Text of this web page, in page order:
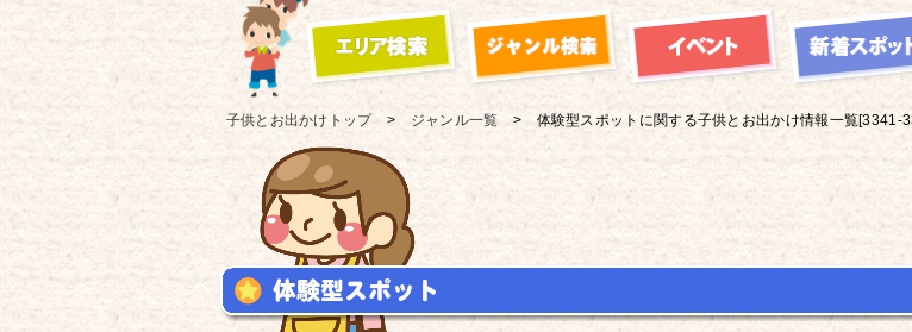
子供とお出かけ トップ ジャンル一覧 体験型スポットに関する子供とお出かけ情報一覧[3341-